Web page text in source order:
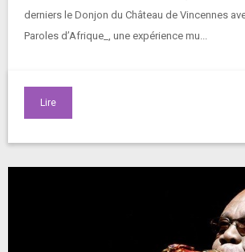
derniers le Donjon du Château de Vincennes
Paroles d’Afrique_, une expérience mu...
Lire